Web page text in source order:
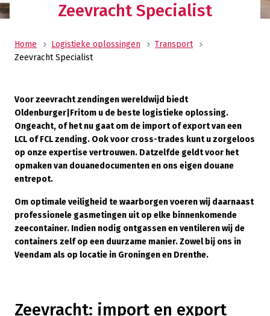
Zeevracht Specialist
Home Logistieke oplossingen
Transport
Zeevracht Specialist
Voor zeevracht zendingen wereldwijd biedt
Oldenburger|Fritom u de beste logistieke oplossing.
Ongeacht, of het nu gaat om de import of export van een
LCL of FCL zending. Ook voor cross-trades kunt u zorgeloos
op onze expertise vertrouwen. Datzelfde geldt voor het
opmaken van douanedocumenten en ons eigen douane
entrepot.
Om optimale veiligheid te waarborgen voeren wij daarnaast
professionele gasmetingen uit op elke binnenkomende
zeecontainer. Indien nodig ontgassen en ventileren wij de
containers zelf op een duurzame manier. Zowel bij ons in
Veendam als op locatie in Groningen en Drenthe.
Zeevracht: import en export